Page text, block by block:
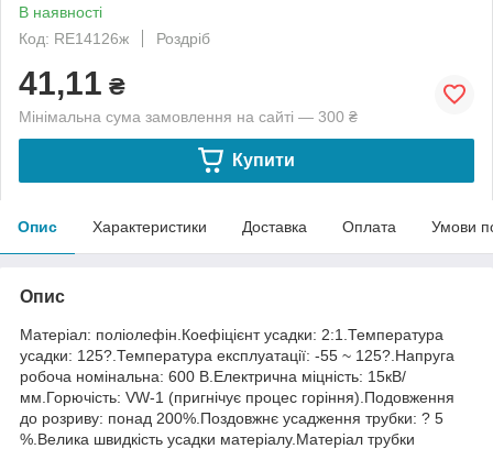
В наявності
Код: RE14126ж
Роздріб
41,11 ₴
Мінімальна сума замовлення на сайті — 300 ₴
Купити
Опис Характеристики Доставка Оплата Умови
Опис
Матеріал: поліолефін.Коефіцієнт усадки: 2:1.Температура
усадки: 125?.Температура експлуатації: -55 ~ 125?.Напруга
робоча номінальна: 600 В.Електрична міцність: 15кВ/
мм.Горючість: VW-1 (пригнічує процес горіння).Подовження
до розриву: понад 200%.Поздовжнє усадження трубки: ? 5
%.Велика швидкість усадки матеріалу.Матеріал трубки